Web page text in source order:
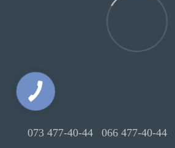
073 477-40-44 066 477-40-44